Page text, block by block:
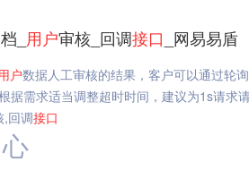
_ 用户审核_回调接口 _网易易盾
户数据人工审核的结果，客户可以通过轮
据需求适当调整超时时间，建议为1s请
,回调接口